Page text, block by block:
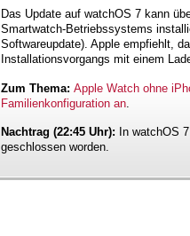
Das Update auf watchOS 7 kann
Smartwatch-Betriebssystems
Softwareupdate). Apple empfiehlt,
Installationsvorgangs mit einem
Zum Thema: Apple Watch ohne
Familienkonfiguration an
Nachtrag (22:45 Uhr): In watchOS
geschlossen worden.